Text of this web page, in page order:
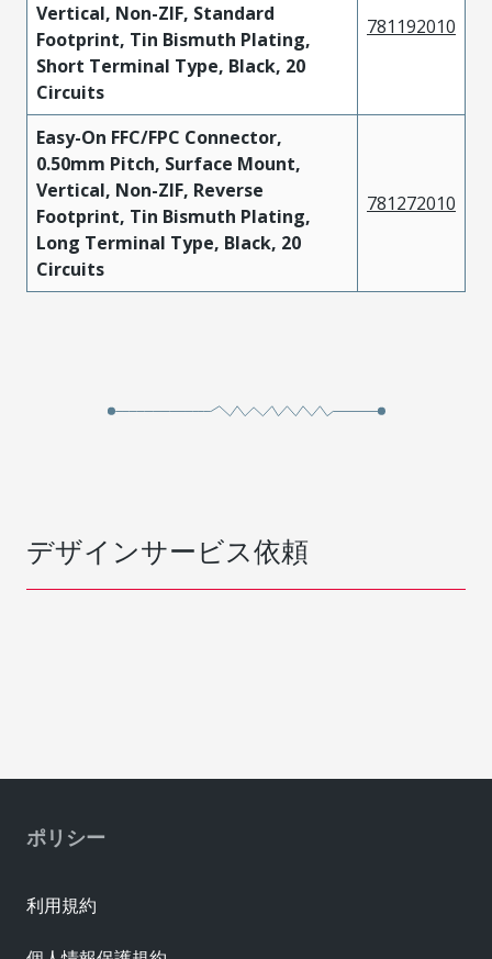
Vertical, Non-ZIF, Standard
Footprint, Tin Bismuth Plating,
Short Terminal Type, Black, 20
Circuits
781192010
Easy-On FFC/FPC Connector,
0.50mm Pitch, Surface Mount,
Vertical, Non-ZIF, Reverse
Footprint, Tin Bismuth Plating,
Long Terminal Type, Black, 20
Circuits
781272010
デザインサービス依頼
ポリシー
利用規約